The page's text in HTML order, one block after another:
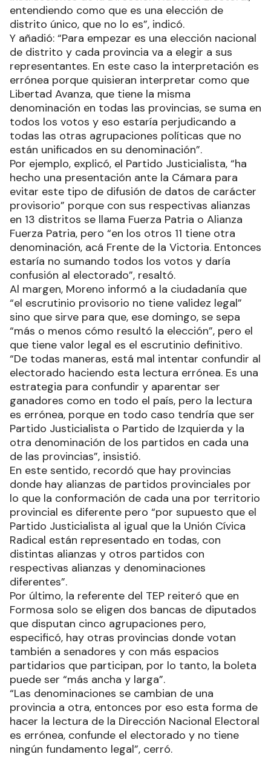
entendiendo como que es una elección de
distrito único, que no lo es”, indicó.
Y añadió: “Para empezar es una elección nacional
de distrito y cada provincia va a elegir a sus
representantes. En este caso la interpretación es
errónea porque quisieran interpretar como que
Libertad Avanza, que tiene la misma
denominación en todas las provincias, se suma en
todos los votos y eso estaría perjudicando a
todas las otras agrupaciones políticas que no
están unificados en su denominación”.
Por ejemplo, explicó, el Partido Justicialista, “ha
hecho una presentación ante la Cámara para
evitar este tipo de difusión de datos de carácter
provisorio” porque con sus respectivas alianzas
en 13 distritos se llama Fuerza Patria o Alianza
Fuerza Patria, pero “en los otros 11 tiene otra
denominación, acá Frente de la Victoria. Entonces
estaría no sumando todos los votos y daría
confusión al electorado”, resaltó.
Al margen, Moreno informó a la ciudadanía que
“el escrutinio provisorio no tiene validez legal”
sino que sirve para que, ese domingo, se sepa
“más o menos cómo resultó la elección”, pero el
que tiene valor legal es el escrutinio definitivo.
“De todas maneras, está mal intentar confundir al
electorado haciendo esta lectura errónea. Es una
estrategia para confundir y aparentar ser
ganadores como en todo el país, pero la lectura
es errónea, porque en todo caso tendría que ser
Partido Justicialista o Partido de Izquierda y la
otra denominación de los partidos en cada una
de las provincias”, insistió.
En este sentido, recordó que hay provincias
donde hay alianzas de partidos provinciales por
lo que la conformación de cada una por territorio
provincial es diferente pero “por supuesto que el
Partido Justicialista al igual que la Unión Cívica
Radical están representado en todas, con
distintas alianzas y otros partidos con
respectivas alianzas y denominaciones
diferentes”.
Por último, la referente del TEP reiteró que en
Formosa solo se eligen dos bancas de diputados
que disputan cinco agrupaciones pero,
especificó, hay otras provincias donde votan
también a senadores y con más espacios
partidarios que participan, por lo tanto, la boleta
puede ser “más ancha y larga”.
“Las denominaciones se cambian de una
provincia a otra, entonces por eso esta forma de
hacer la lectura de la Dirección Nacional Electoral
es errónea, confunde el electorado y no tiene
ningún fundamento legal”, cerró.